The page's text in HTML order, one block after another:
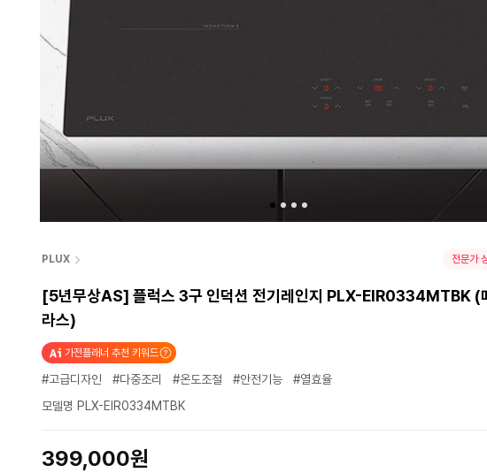
PLUX 전문가
[5년무상AS] 플럭스 3구 인덕션 전기레인지 PLX-EIR0334MTBK (
라스)
가전플래너 추천 키워드
#고급디자인 #다중조리 #온도조절 #안전기능
#열효율
모델명 PLX-EIR0334MTBK
399,000원